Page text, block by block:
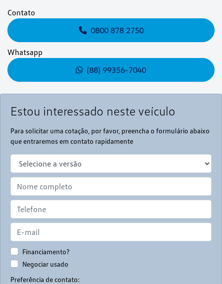
Estou interessado neste veículo
Para solicitar uma cotação, por favor, preencha o formulário abaixo
que entraremos em contato rapidamente
Financiamento?
Negociar usado
Preferência de contato:
Contato
0800 878 2750
Whatsapp
(88) 99356-7040